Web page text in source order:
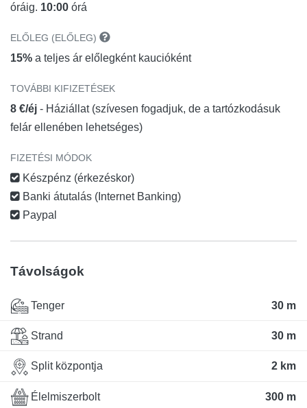
óráig. 10:00 órá
ELŐLEG (ELŐLEG)
15% a teljes ár előlegként kaucióként
TOVÁBBI KIFIZETÉSEK
8 €/éj - Háziállat (szívesen fogadjuk, de a tartózkodásuk
felár ellenében lehetséges)
FIZETÉSI MÓDOK
Készpénz (érkezéskor)
Banki átutalás (Internet Banking)
Paypal
Távolságok
Tenger 30 m
Strand 30 m
Split központja 2 km
Élelmiszerbolt 300 m